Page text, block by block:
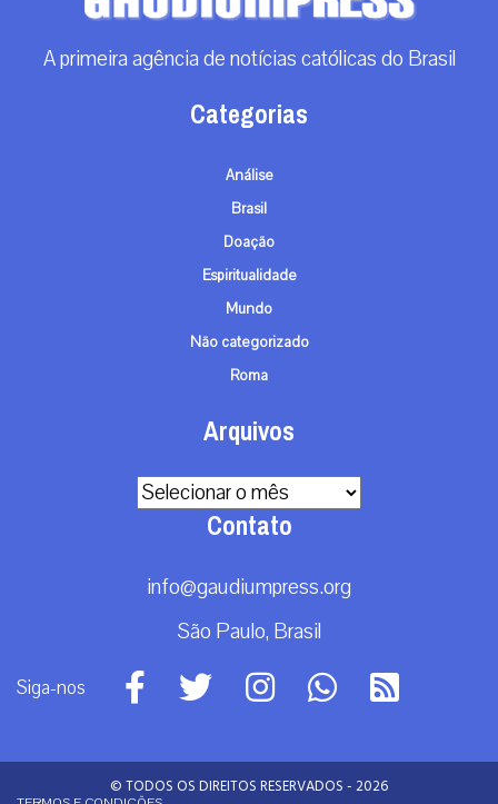
A primeira agência de notícias católicas do Brasil
Categorias
Análise
Brasil
Doação
Espiritualidade
Mundo
Não categorizado
Roma
Arquivos
Arquivos
Contato
info@gaudiumpress.org
São Paulo, Brasil
Siga-nos
© TODOS OS DIREITOS RESERVADOS - 2026